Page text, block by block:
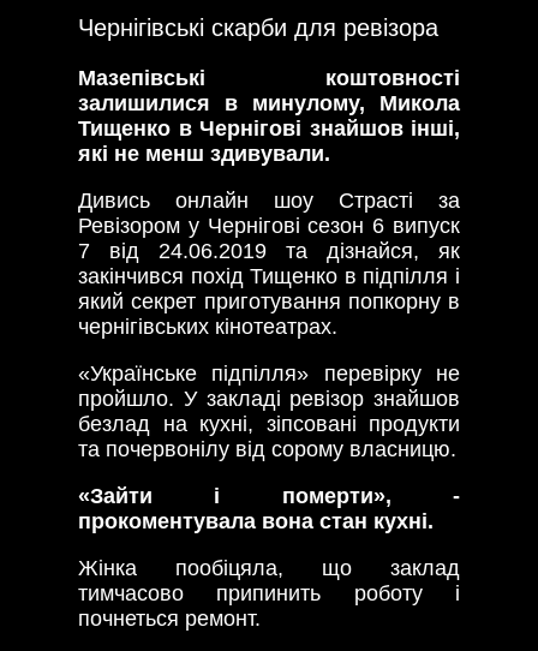
Чернігівські скарби для ревізора
Мазепівські коштовності
залишилися в минулому, Микола
Тищенко в Чернігові знайшов інші,
які не менш здивували.
Дивись онлайн шоу Страсті за
Ревізором у Чернігові сезон 6 випуск
7 від 24.06.2019 та дізнайся, як
закінчився похід Тищенко в підпілля і
який секрет приготування попкорну в
чернігівських кінотеатрах.
«Українське підпілля» перевірку не
пройшло. У закладі ревізор знайшов
безлад на кухні, зіпсовані продукти
та почервонілу від сорому власницю.
«Зайти і померти», -
прокоментувала вона стан кухні.
Жінка пообіцяла, що заклад
тимчасово припинить роботу і
почнеться ремонт.